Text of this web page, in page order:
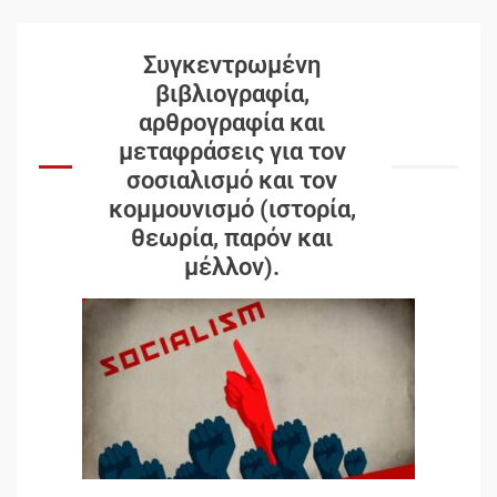
Συγκεντρωμένη
βιβλιογραφία,
αρθρογραφία και
μεταφράσεις για τον
σοσιαλισμό και τον
κομμουνισμό (ιστορία,
θεωρία, παρόν και
μέλλον).
Δωρεάν βιβλίο από το
Documento: Η μεγάλη ληστεία
και ο έλεγχος των λαών
Η ένδεια της σοσιαλιστικής
σκέψης: Η Νεοαποικιοκρατία